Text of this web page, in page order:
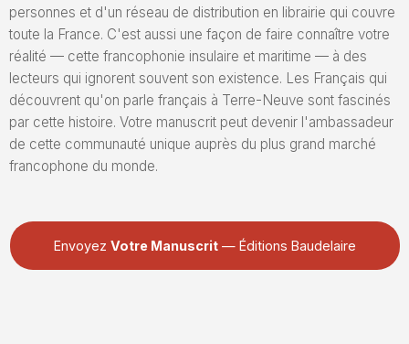
personnes et d'un réseau de distribution en librairie qui couvre
toute la France. C'est aussi une façon de faire connaître votre
réalité — cette francophonie insulaire et maritime — à des
lecteurs qui ignorent souvent son existence. Les Français qui
découvrent qu'on parle français à Terre-Neuve sont fascinés
par cette histoire. Votre manuscrit peut devenir l'ambassadeur
de cette communauté unique auprès du plus grand marché
francophone du monde.
Envoyez Votre Manuscrit— Éditions Baudelaire